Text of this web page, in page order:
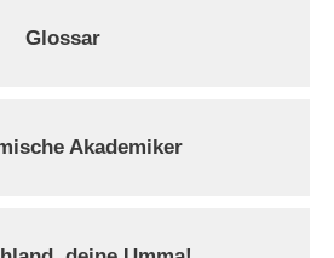
Glossar
Akademiker